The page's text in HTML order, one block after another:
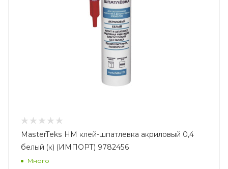
MasterTeks HM клей-шпатлевка акриловый 0,4
белый (к) (ИМПОРТ) 9782456
Много